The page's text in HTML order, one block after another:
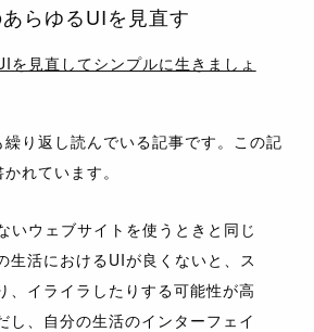
らゆるUIを見直す
を見直してシンプルに生きましょ
り返し読んでいる記事です。この記
れています。
いウェブサイトを使うときと同じ
生活におけるUIが良くないと、ス
、イライラしたりする可能性が高
し、自分の生活のインターフェイ